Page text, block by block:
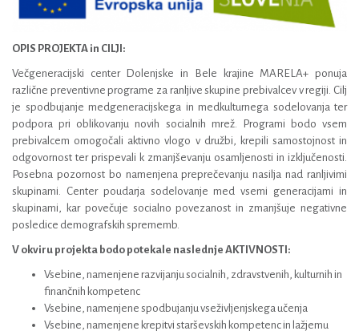
OPIS PROJEKTA in CILJI:
Večgeneracijski center Dolenjske in Bele krajine MARELA+ ponuja
različne preventivne programe za ranljive skupine prebivalcev v regiji. Cilj
je spodbujanje medgeneracijskega in medkulturnega sodelovanja ter
podpora pri oblikovanju novih socialnih mrež. Programi bodo vsem
prebivalcem omogočali aktivno vlogo v družbi, krepili samostojnost in
odgovornost ter prispevali k zmanjševanju osamljenosti in izključenosti.
Posebna pozornost bo namenjena preprečevanju nasilja nad ranljivimi
skupinami. Center poudarja sodelovanje med vsemi generacijami in
skupinami, kar povečuje socialno povezanost in zmanjšuje negativne
posledice demografskih sprememb.
V okviru projekta bodo potekale naslednje AKTIVNOSTI:
Vsebine, namenjene razvijanju socialnih, zdravstvenih, kulturnih in
finančnih kompetenc
Vsebine, namenjene spodbujanju vseživljenjskega učenja
Vsebine, namenjene krepitvi starševskih kompetenc in lažjemu